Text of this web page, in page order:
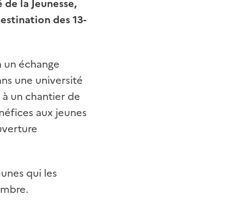
des 13-
un échange
une université
un chantier de
aux jeunes
qui les